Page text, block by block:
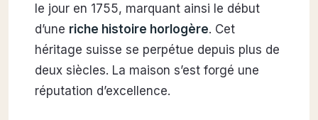
le jour en 1755, marquant ainsi le début
d’une riche histoire horlogère. Cet
héritage suisse se perpétue depuis plus de
deux siècles. La maison s’est forgé une
réputation d’excellence.